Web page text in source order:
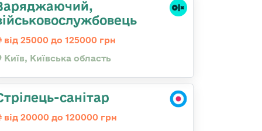
від 25000 до 125000 грн
Київ, Київська область
санітар
від 20000 до 120000 грн